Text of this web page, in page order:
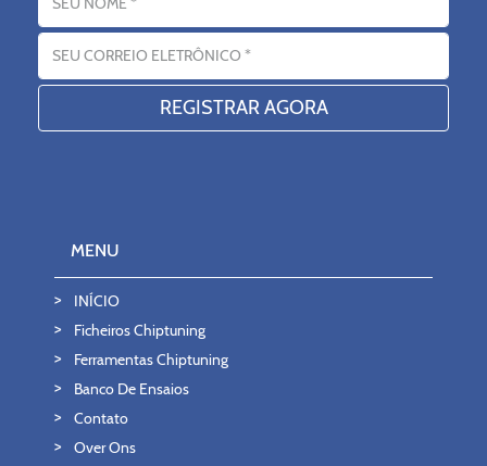
Endereço eletrónico
MENU
INÍCIO
Ficheiros Chiptuning
Ferramentas Chiptuning
Banco De Ensaios
Contato
Over Ons